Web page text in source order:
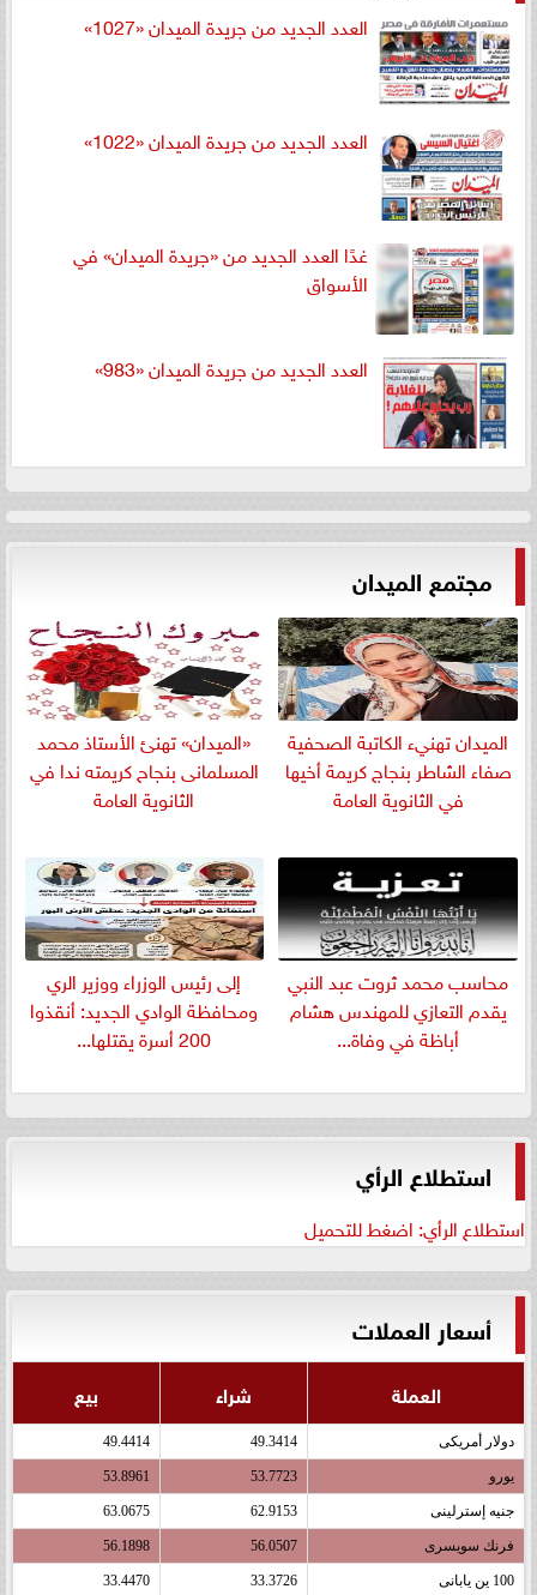
العدد الجديد من جريدة الميدان «1027»
العدد الجديد من جريدة الميدان «1022»
غدًا العدد الجديد من «جريدة الميدان» في
الأسواق
العدد الجديد من جريدة الميدان «983»
مجتمع الميدان
الميدان تهنيء الكاتبة الصحفية
صفاء الشاطر بنجاج كريمة أخيها
في الثانوية العامة
«الميدان» تهنئ الأستاذ محمد
المسلمانى بنجاح كريمته ندا في
الثانوية العامة
​محاسب محمد ثروت عبد النبي
يقدم التعازي للمهندس هشام
أباظة في وفاة...
إلى رئيس الوزراء ووزير الري
ومحافظة الوادي الجديد: أنقذوا
200 أسرة يقتلها...
استطلاع الرأي
استطلاع الرأي: اضغط للتحميل
أسعار العملات
العملة شراء بيع
دولار أمريكى 49.3414
49.4414
يورو 53.7723
53.8961
جنيه إسترلينى 62.9153
63.0675
فرنك سويسرى 56.0507
56.1898
100 ين يابانى 33.3726
33.4470